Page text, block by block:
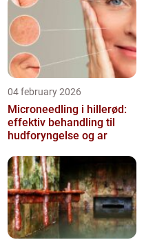
04 february 2026
Microneedling i hillerød:
effektiv behandling til
hudforyngelse og ar